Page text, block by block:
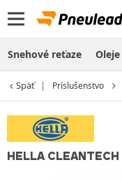
Snehové reťaze Oleje
Späť Príslušenstvo
HELLA CLEANTECH